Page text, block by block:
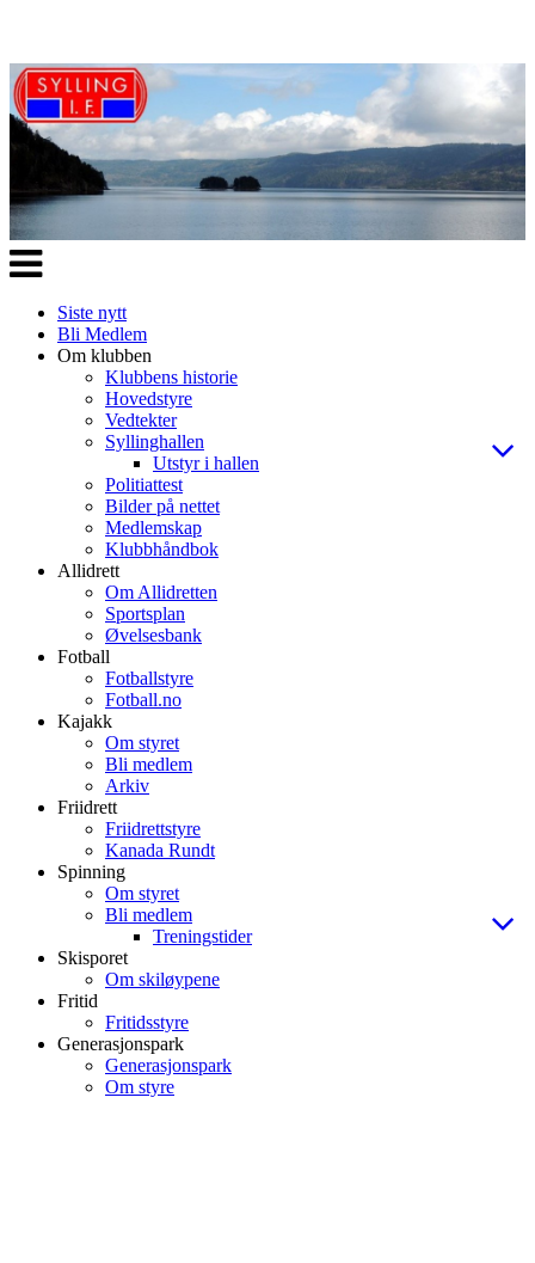
Veksle
navigasjon
Siste nytt
Bli Medlem
Om klubben
Klubbens historie
Hovedstyre
Vedtekter
Syllinghallen
Utstyr i hallen
Politiattest
Bilder på nettet
Medlemskap
Klubbhåndbok
Allidrett
Om Allidretten
Sportsplan
Øvelsesbank
Fotball
Fotballstyre
Fotball.no
Kajakk
Om styret
Bli medlem
Arkiv
Friidrett
Friidrettstyre
Kanada Rundt
Spinning
Om styret
Bli medlem
Treningstider
Skisporet
Om skiløypene
Fritid
Fritidsstyre
Generasjonspark
Generasjonspark
Om styre